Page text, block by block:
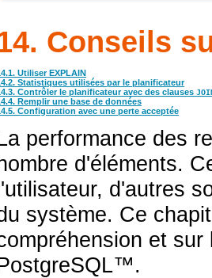
Conseils
UtiliserEXPLAIN
Statistiques utilisées par le planificateur
Contrôler le planificateur avec des clauses
Remplir une base de données
Configuration avec une perte acceptée
performance des
d'éléments.
l'utilisateur, d'autres
système. Ce
et
™.